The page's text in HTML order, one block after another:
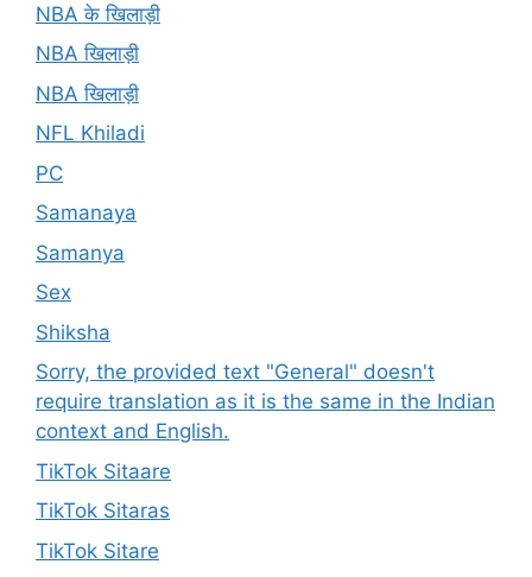
NBA के खिलाड़ी
NBA खिलाड़ी
NBA खिलाड़ी
NFL Khiladi
PC
Samanaya
Samanya
Sex
Shiksha
Sorry, the provided text "General" doesn't
require translation as it is the same in the Indian
context and English.
TikTok Sitaare
TikTok Sitaras
TikTok Sitare